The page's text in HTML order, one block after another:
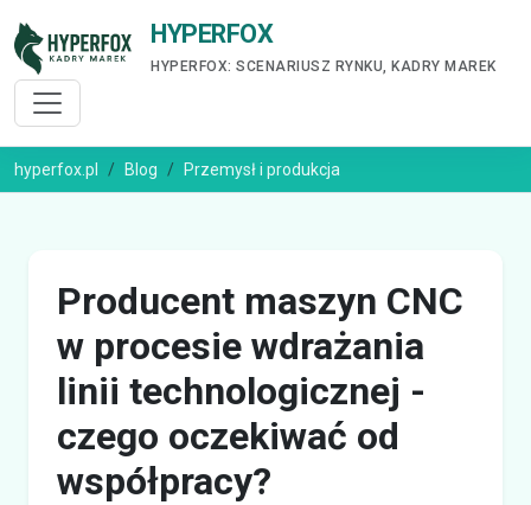
HYPERFOX
HYPERFOX: SCENARIUSZ RYNKU, KADRY MAREK
hyperfox.pl Blog Przemysł i produkcja
Producent maszyn CNC
w procesie wdrażania
linii technologicznej -
czego oczekiwać od
współpracy?